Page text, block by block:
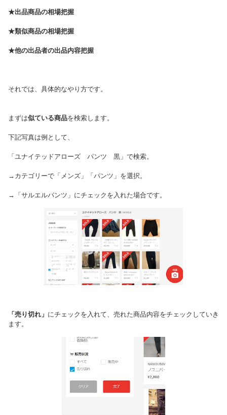
★出品商品の相場把握
★類似商品の相場把握
★他の出品者の出品内容把握
それでは、具体的なやり方です。
まずは似ている商品を検索します。
下記写真は例として、
「ユナイテッドアローズ パンツ 黒」で検索。
→カテゴリーで「メンズ」「パンツ」を選択。
→「サルエルパンツ」にチェックを入れた場合です。
「売り切れ」 にチェックを入れて、売れた商品内容をチェックしていき
ます。